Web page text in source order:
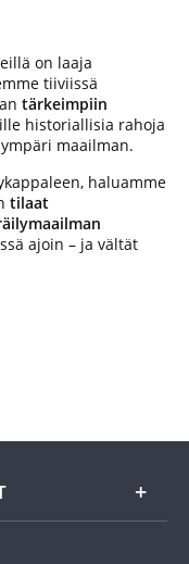
on laaja
tiiviissä
tärkeimpiin
historiallisia rahoja
maailman.
haluamme
tilaat
ajoin – ja vältät